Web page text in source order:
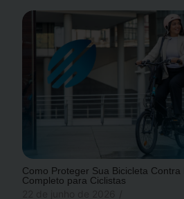
Como Proteger Sua Bicicleta
Completo para Ciclistas